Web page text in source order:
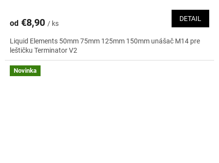
od €8,90 / ks
DETAIL
Liquid Elements 50mm 75mm 125mm 150mm unášač M14 pre
leštičku Terminator V2
Novinka